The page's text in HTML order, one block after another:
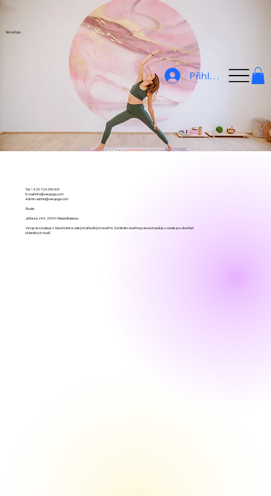
Veru jóga
Přihlásit
Tel. +420 724 096 003
E-mailinfo@verujoga.com
Admin:admin@verujoga.com
Studio
Jičínská 244, 293 01 Mladá Boleslav
Vstup do studia je z hlavní silnice velkými dřevěnými dveřmi. Za těmito dveřmi po levé straně je zvonek pro otevření
skleněných dveří.